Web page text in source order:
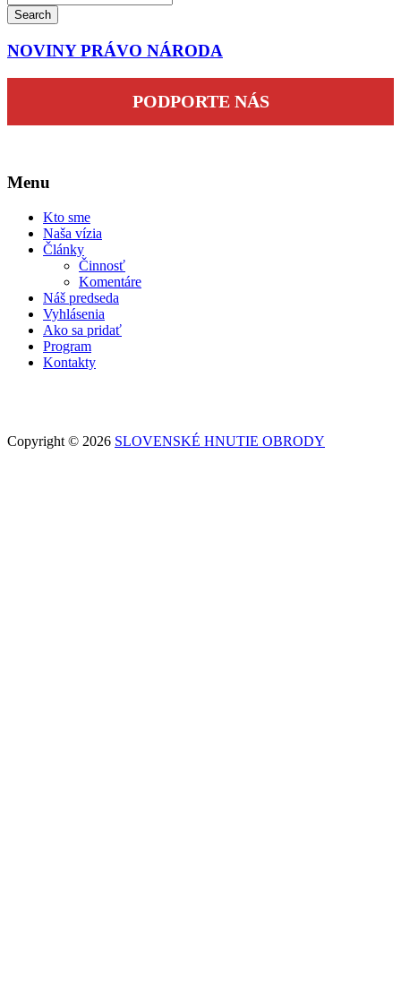
Search
NOVINY PRÁVO NÁRODA
PODPORTE NÁS
Menu
Kto sme
Naša vízia
Články
Činnosť
Komentáre
Náš predseda
Vyhlásenia
Ako sa pridať
Program
Kontakty
Copyright © 2026 SLOVENSKÉ HNUTIE OBRODY